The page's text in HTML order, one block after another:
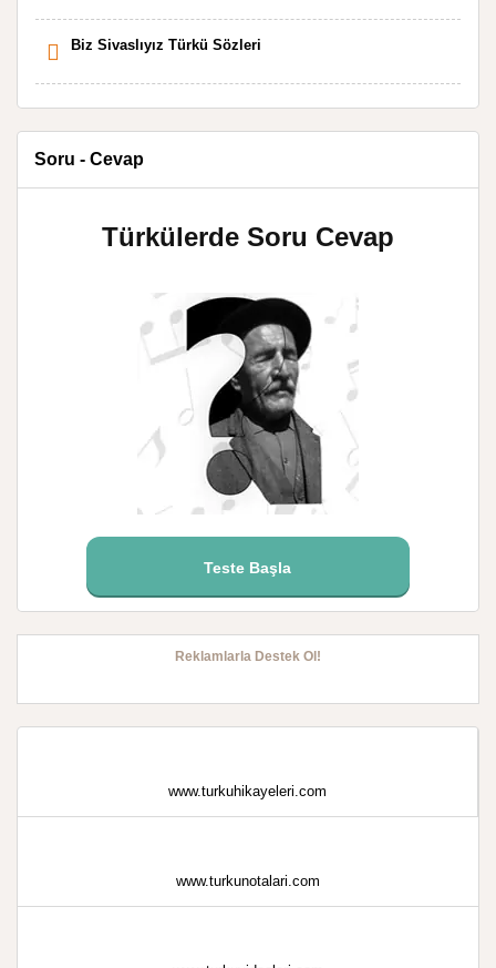
Biz Sivaslıyız Türkü Sözleri
Soru - Cevap
Türkülerde Soru Cevap
Teste Başla
Reklamlarla Destek Ol!
www.turkuhikayeleri.com
www.turkunotalari.com